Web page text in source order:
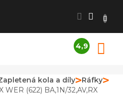
4,9
obchodu
je
4,9
kola a díly
Ráfky
WER (622) BA,1N/32,AV,RX